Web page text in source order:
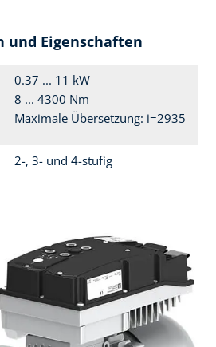
und Eigenschaften
0.37 ... 11 kW
8 ... 4300 Nm
Maximale Übersetzung: i=2935
2-, 3- und 4-stufig